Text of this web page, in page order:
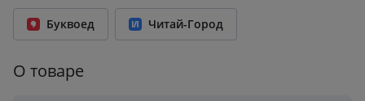
Количество страниц: 392
Переплет: Твёрдый переплёт
Вес: 0.51 кг
Буквоед Читай-Город
О товаре